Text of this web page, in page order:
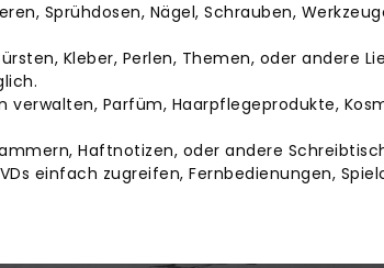
Sprühdosen, Nägel, Schrauben,
Kleber, Perlen, Themen, oder andere
verwalten, Parfüm, Haarpflegeprodukte,
Haftnotizen, oder andere
einfach zugreifen, Fernbedienungen,